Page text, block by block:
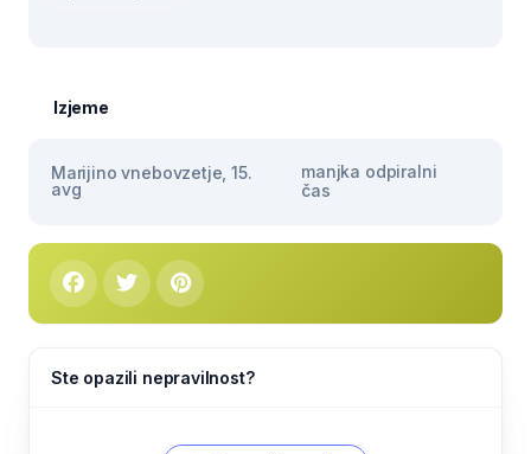
Izjeme
Marijino vnebovzetje, 15.
avg
manjka odpiralni
čas
Ste opazili nepravilnost?